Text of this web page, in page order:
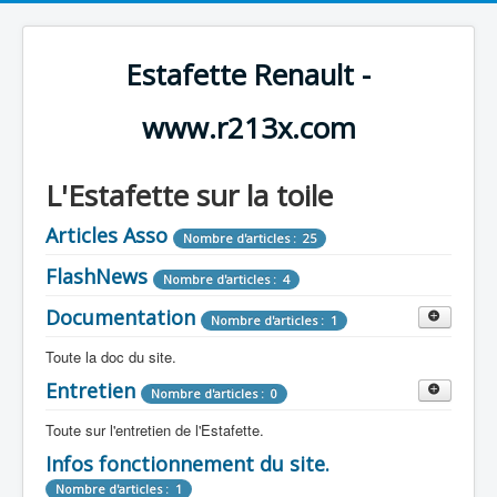
Estafette Renault -
www.r213x.com
L'Estafette sur la toile
Articles Asso Nombre d'articles : 25
FlashNews Nombre d'articles : 4
Documentation Nombre d'articles : 1
Toute la doc du site.
Revue de Presse Nombre d'articles : 9
Tous les articles que l'on a vu sur l'estafette !
Camping Car Nombre d'articles : 3
Entretien Nombre d'articles : 0
Toute sur l'entretien de l'Estafette.
Mécanique Nombre d'articles : 0
Infos fonctionnement du site.
Nombre d'articles : 1